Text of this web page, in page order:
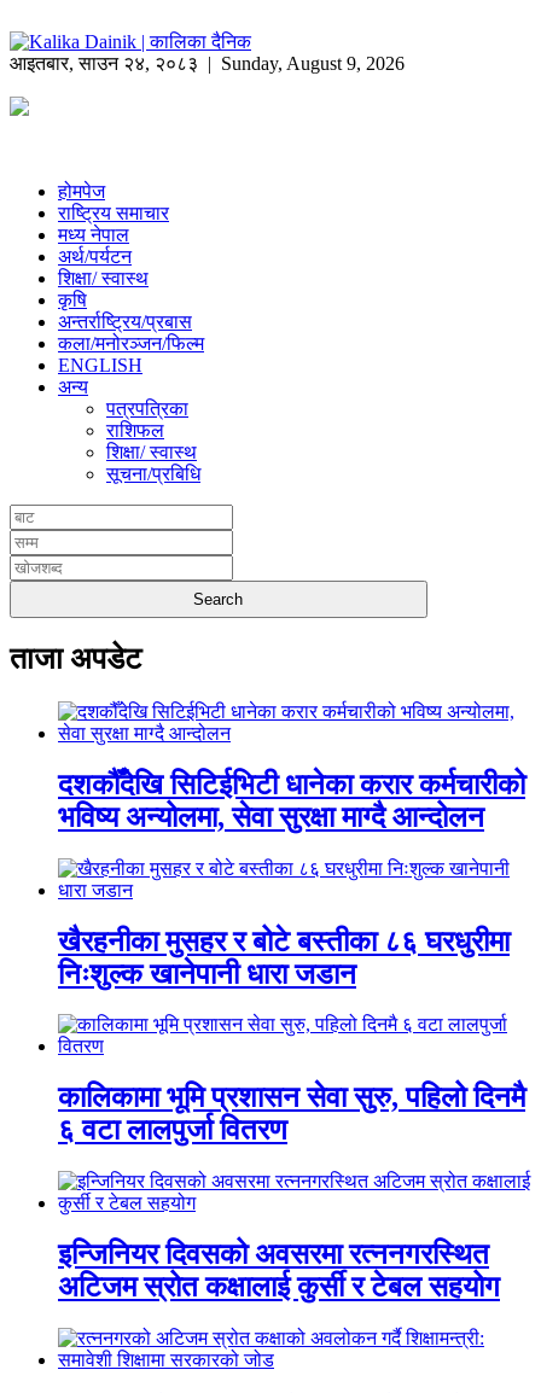
आइतबार,साउन २४, २०८३ | Sunday, August 9, 2026
होमपेज
राष्ट्रिय समाचार
मध्य नेपाल
अर्थ/पर्यटन
शिक्षा/ स्वास्थ
कृषि
अन्तर्राष्ट्रिय/प्रबास
कला/मनोरञ्जन/फिल्म
ENGLISH
अन्य
पत्रपत्रिका
राशिफल
शिक्षा/ स्वास्थ
सूचना/प्रबिधि
ताजा अपडेट
दशकौँदेखि सिटिईभिटी धानेका करार कर्मचारीको
भविष्य अन्योलमा, सेवा सुरक्षा माग्दै आन्दोलन
खैरहनीका मुसहर र बोटे बस्तीका ८६ घरधुरीमा
निःशुल्क खानेपानी धारा जडान
कालिकामा भूमि प्रशासन सेवा सुरु, पहिलो दिनमै
६ वटा लालपुर्जा वितरण
इन्जिनियर दिवसको अवसरमा रत्ननगरस्थित
अटिजम स्रोत कक्षालाई कुर्सी र टेबल सहयोग